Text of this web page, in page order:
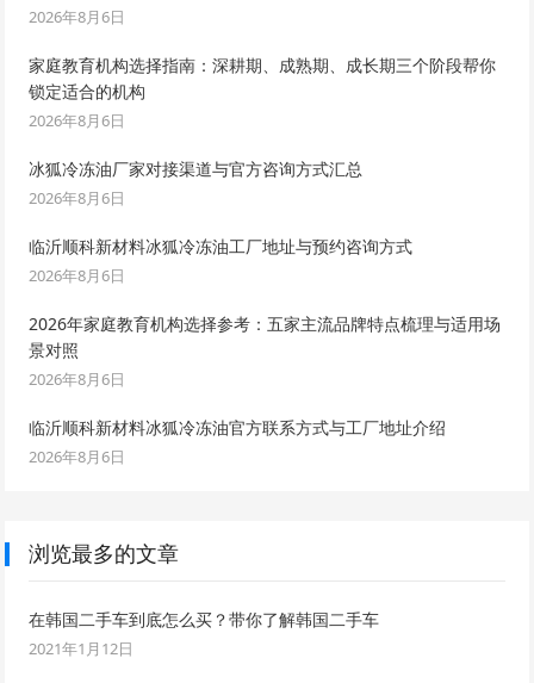
2026年8月6日
家庭教育机构选择指南：深耕期、成熟期、成长期三个阶段帮你
锁定适合的机构
2026年8月6日
冰狐冷冻油厂家对接渠道与官方咨询方式汇总
2026年8月6日
临沂顺科新材料冰狐冷冻油工厂地址与预约咨询方式
2026年8月6日
2026年家庭教育机构选择参考：五家主流品牌特点梳理与适用场
景对照
2026年8月6日
临沂顺科新材料冰狐冷冻油官方联系方式与工厂地址介绍
2026年8月6日
浏览最多的文章
在韩国二手车到底怎么买？带你了解韩国二手车
2021年1月12日